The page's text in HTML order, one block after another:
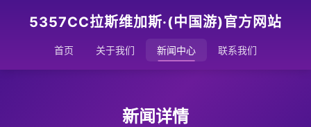
5357CC拉斯维加斯·(中国游)官方网站
首页 关于我们 新闻中心 联系我们
新闻详情